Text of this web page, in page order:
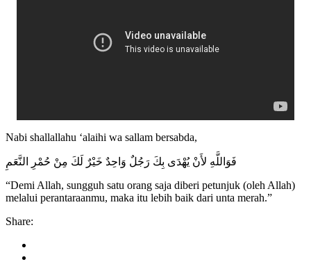
Nabi shallallahu ‘alaihi wa sallam bersabda,
فَوَاللَّهِ لأَنْ يُهْدَى بِكَ رَجُلٌ وَاحِدٌ خَيْرٌ لَكَ مِنْ حُمْرِ النَّعَمِ
“Demi Allah, sungguh satu orang saja diberi petunjuk (oleh Allah)
melalui perantaraanmu, maka itu lebih baik dari unta merah.”
Share: